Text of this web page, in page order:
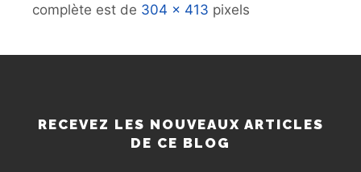
complète est de 304 × 413 pixels
RECEVEZ LES NOUVEAUX ARTICLES
DE CE BLOG